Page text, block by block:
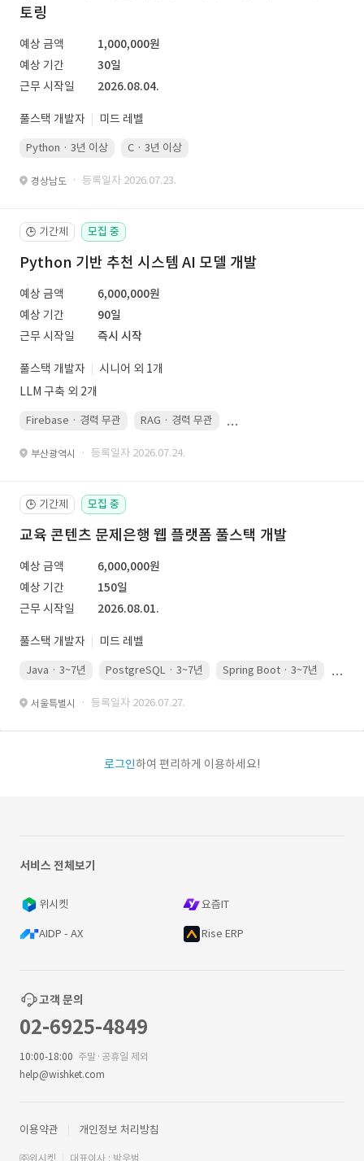
토링
예상 금액
1,000,000원
예상 기간
30일
근무 시작일
2026.08.04.
풀스택 개발자 미드 레벨
Python · 3년 이상 C · 3년 이상
경상남도 · 등록일자 2026.07.23.
🕒 기간제 모집 중
Python 기반 추천 시스템 AI 모델 개발
예상 금액
6,000,000원
예상 기간
90일
근무 시작일
즉시 시작
풀스택 개발자
시니어 외 1개
LLM 구축 외 2개
Firebase · 경력 무관 RAG · 경력 무관
부산광역시 · 등록일자 2026.07.24.
🕒 기간제 모집 중
교육 콘텐츠 문제은행 웹 플랫폼 풀스택 개발
예상 금액
6,000,000원
예상 기간
150일
근무 시작일
2026.08.01.
풀스택 개발자 미드 레벨
Java · 3~7년 PostgreSQL · 3~7년 Spring Boot · 3~7년
서울특별시 · 등록일자 2026.07.27.
로그인하여 편리하게 이용하세요!
서비스 전체보기
위시켓 요즘IT
AIDP - AX Rise ERP
고객 문의
02-6925-4849
10:00-18:00 주말·공휴일 제외
help@wishket.com
이용약관 개인정보 처리방침
㈜위시켓 대표이사 : 박우범